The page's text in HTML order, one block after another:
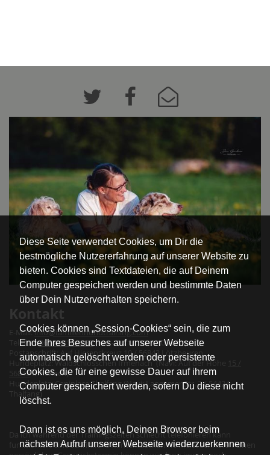
Diese Seite verwendet Cookies, um Dir die
bestmögliche Nutzererfahrung auf unserer Website zu
bieten. Cookies sind Textdateien, die auf Deinem
Computer gespeichert werden und bestimmte Daten
über Dein Nutzerverhalten speichern.
Cookies können „Session-Cookies“ sein, die zum
Ende Ihres Besuches auf unserer Webseite
automatisch gelöscht werden oder persistente
Cookies, die für eine gewisse Dauer auf ihrem
Computer gespeichert werden, sofern Du diese nicht
löschst.
Dann ist es uns möglich, Deinen Browser beim
nächsten Aufruf unserer Webseite wiederzuerkennen
Kontakt
E-Mail:info@familienhundtraining.com
Telefon:06543 818 1888(Mo - Do 10:00- 12:00 Uhr)
Postanschrift: Auf Hierenskreuz10 / 56843Lötzbeuren
Hundeplatz: Waldschlösschen Irmenach (Navi: Auf der Höhe
15 /
56843Irmenach)
Hundeplatz: Caniplace Thalfang (Navi: Langemer Str. 2 / 54424
Thalfang)
Da ich während der Trainingszeiten schlecht telefonieren kann
funktioniert eine schriftliche Kontaktaufnahme meist schneller: einen